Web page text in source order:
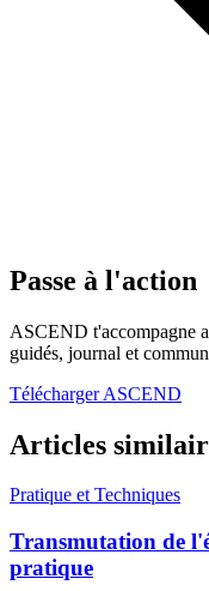
Passe à l'action
ASCEND t'accompagne
guidés, journal et
Télécharger ASCEND
Articles
Pratique et Techniques
Transmutation de
pratique